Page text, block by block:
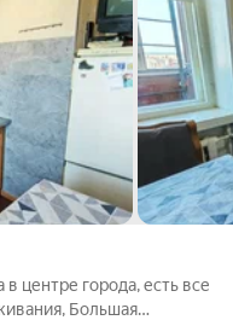
центре города, есть все
Большая